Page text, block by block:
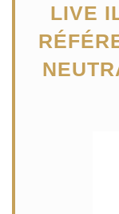
LIVE